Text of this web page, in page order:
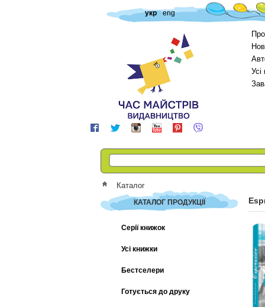
укр eng
Усі
Каталог
КАТАЛОГ ПРОДУКЦІЇ
Серії книжок
Усі книжки
Бестселери
Готується до друку